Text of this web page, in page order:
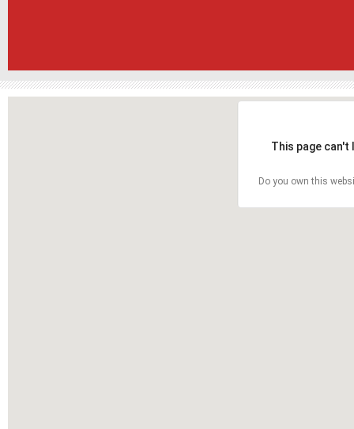
This page
Do you own this